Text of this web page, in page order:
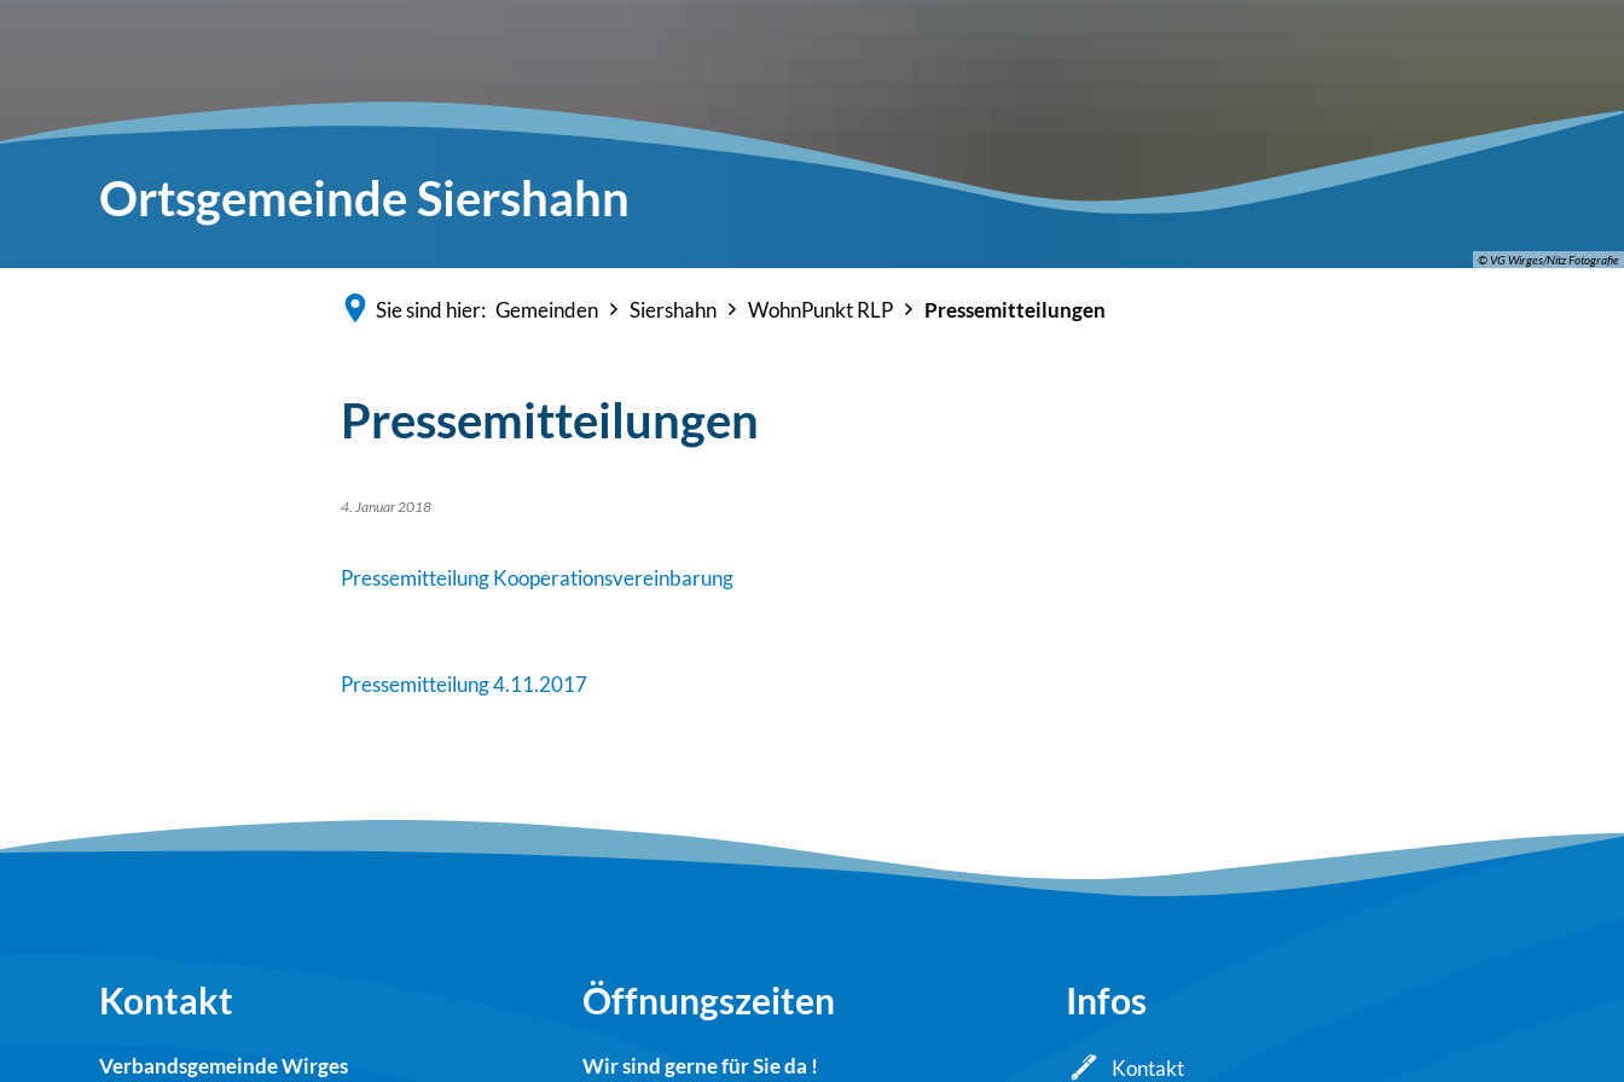
© VG Wirges/Nitz Fotografie
Ortsgemeinde Siershahn
Sie sind hier: Gemeinden Siershahn WohnPunkt RLP Pressemitteilungen
Pressemitteilungen
4. Januar 2018
Pressemitteilung Kooperationsvereinbarung
Pressemitteilung 4.11.2017
Kontakt
Verbandsgemeinde Wirges
Öffnungszeiten
Wir sind gerne für Sie da !
Infos
Kontakt